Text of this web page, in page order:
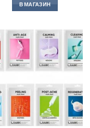
В МАГАЗИН